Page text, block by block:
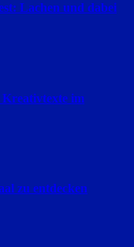
Lachen und dabei
im
zu entdecken